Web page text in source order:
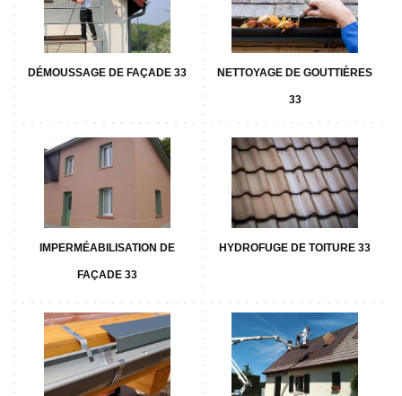
DÉMOUSSAGE DE FAÇADE 33 NETTOYAGE DE GOUTTIÈRES
33
IMPERMÉABILISATION DE
FAÇADE 33
HYDROFUGE DE TOITURE 33